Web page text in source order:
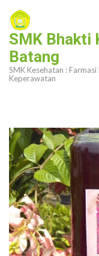
Lompat
konten
(Tekan
Enter)
SMK Bhakti
Batang
SMK Kesehatan :
Keperawatan